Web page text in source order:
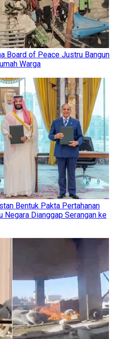
Board of Peace Justru Bangun
Warga
Bentuk Pakta Pertahanan
Negara Dianggap Serangan ke